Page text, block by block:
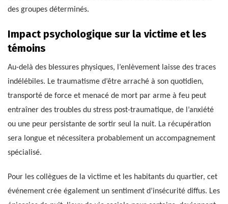
des groupes déterminés.
Impact psychologique sur la victime et les
témoins
Au-delà des blessures physiques, l’enlèvement laisse des traces
indélébiles. Le traumatisme d’être arraché à son quotidien,
transporté de force et menacé de mort par arme à feu peut
entraîner des troubles du stress post-traumatique, de l’anxiété
ou une peur persistante de sortir seul la nuit. La récupération
sera longue et nécessitera probablement un accompagnement
spécialisé.
Pour les collègues de la victime et les habitants du quartier, cet
événement crée également un sentiment d’insécurité diffus. Les